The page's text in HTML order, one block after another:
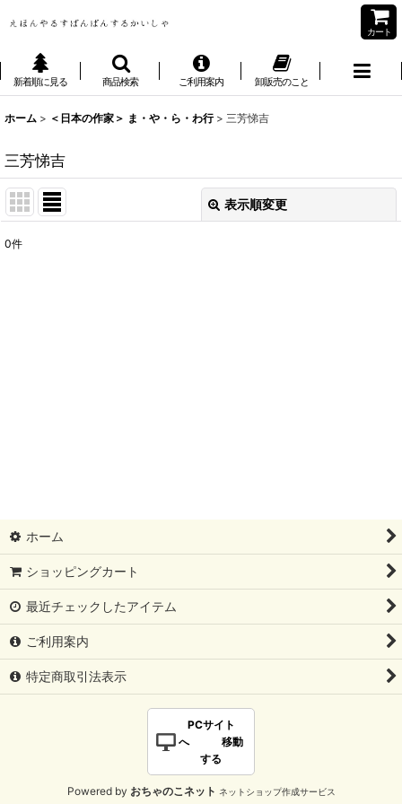
カート
新着順に見る 商品検索 ご利用案内 卸販売のこと
ホーム > ＜日本の作家＞ ま・や・ら・わ行 > 三芳悌吉
三芳悌吉
表示順変更
0件
ホーム
ショッピングカート
最近チェックしたアイテム
ご利用案内
特定商取引法表示
PCサイト
へ 移動
する
Powered by おちゃのこネット ネットショップ作成サービス